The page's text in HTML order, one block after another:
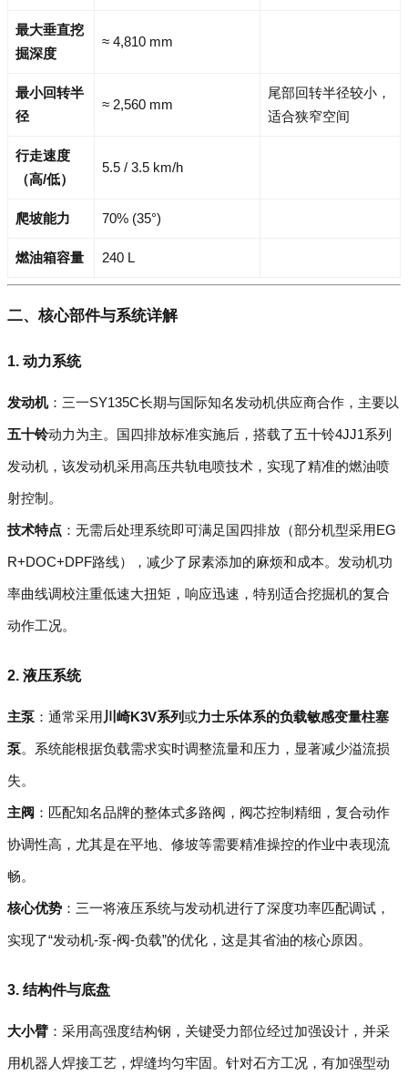
最大垂直挖
掘深度
≈ 4,810 mm
最小回转半
径
≈ 2,560 mm
尾部回转半径较小，
适合狭窄空间
行走速度
（高/低）
5.5 / 3.5 km/h
爬坡能力 70% (35°)
燃油箱容量 240 L
二、核心部件与系统详解
1. 动力系统
发动机：三一SY135C长期与国际知名发动机供应商合作，主要以
五十铃动力为主。国四排放标准实施后，搭载了五十铃4JJ1系列
发动机，该发动机采用高压共轨电喷技术，实现了精准的燃油喷
射控制。
技术特点 ：无需后处理系统即可满足国四排放（部分机型采用EG
R+DOC+DPF路线），减少了尿素添加的麻烦和成本。发动机功
率曲线调校注重低速大扭矩，响应迅速，特别适合挖掘机的复合
动作工况。
2. 液压系统
主泵 ：通常采用 川崎K3V系列或力士乐体系的负载敏感变量柱塞
泵。系统能根据负载需求实时调整流量和压力，显著减少溢流损
失。
主阀 ：匹配知名品牌的整体式多路阀，阀芯控制精细，复合动作
协调性高，尤其是在平地、修坡等需要精准操控的作业中表现流
畅。
核心优势 ：三一将液压系统与发动机进行了深度功率匹配调试，
实现了“发动机-泵-阀-负载”的优化，这是其省油的核心原因。
3. 结构件与底盘
大小臂 ：采用高强度结构钢，关键受力部位经过加强设计，并采
用机器人焊接工艺，焊缝均匀牢固。针对石方工况，有加强型动